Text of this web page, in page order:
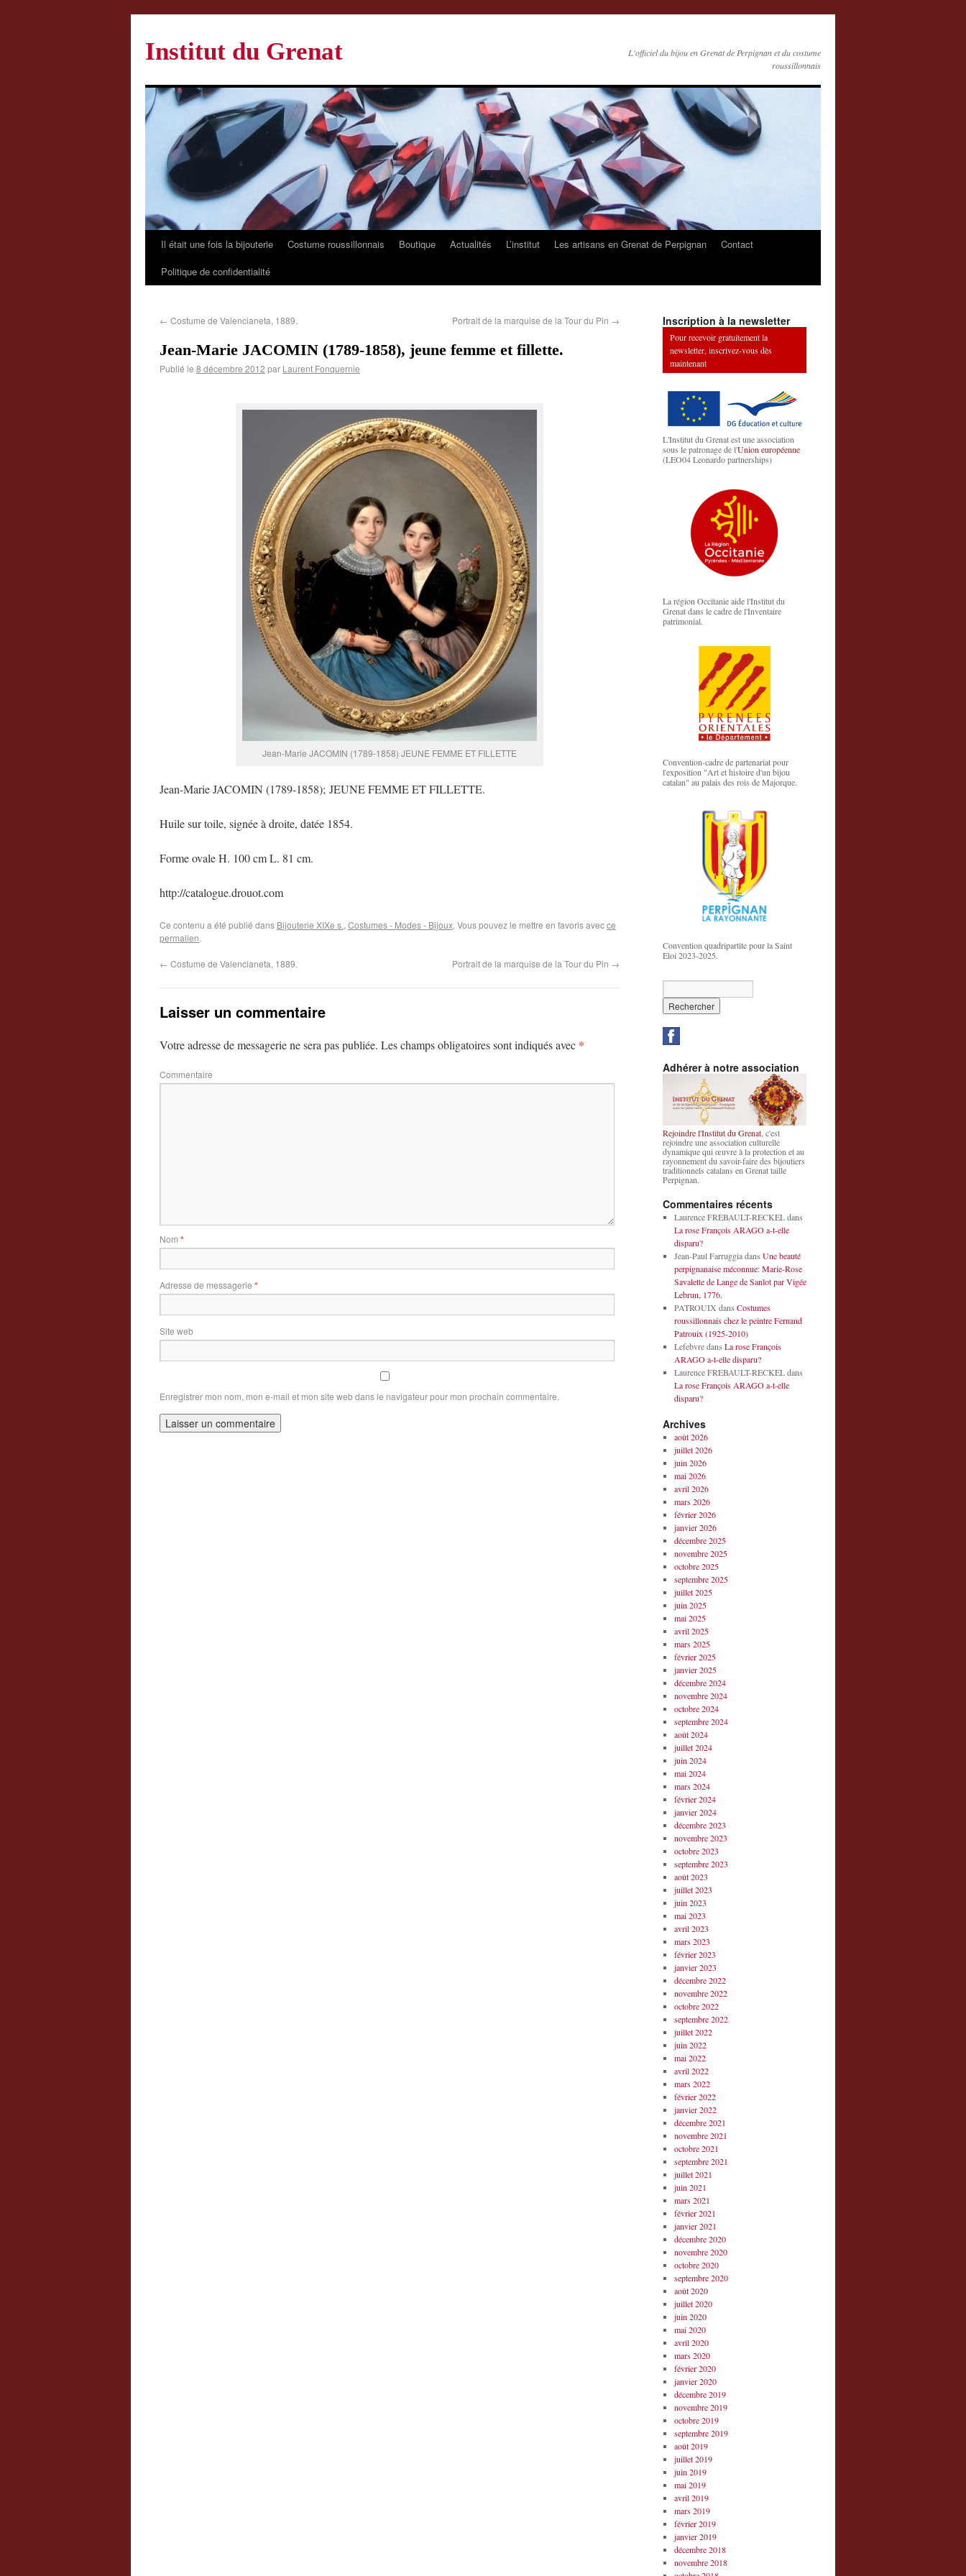
Institut du Grenat
L'officiel du bijou en Grenat de Perpignan et du costume
roussillonnais
Il était une fois la bijouterie Costume roussillonnais Boutique Actualités L’institut Les artisans en Grenat de Perpignan
Contact
Politique de confidentialité
← Costume de Valencianeta, 1889. Portrait de la marquise de la Tour du Pin →
Jean-Marie JACOMIN (1789-1858), jeune femme et fillette.
Publié le 8 décembre 2012 par Laurent Fonquernie
Jean-Marie JACOMIN (1789-1858) JEUNE FEMME ET FILLETTE
Jean-Marie JACOMIN (1789-1858); JEUNE FEMME ET FILLETTE.
Huile sur toile, signée à droite, datée 1854.
Forme ovale H. 100 cm L. 81 cm.
http://catalogue.drouot.com
Ce contenu a été publié dans Bijouterie XIXe s., Costumes - Modes - Bijoux. Vous pouvez le mettre en favoris avecce
permalien.
← Costume de Valencianeta, 1889. Portrait de la marquise de la Tour du Pin →
Laisser un commentaire
Votre adresse de messagerie ne sera pas publiée. Les champs obligatoires sont indiqués avec *
Commentaire
Nom *
Adresse de messagerie *
Site web
Enregistrer mon nom, mon e-mail et mon site web dans le navigateur pour mon prochain commentaire.
Inscription à la newsletter
Pour recevoir gratuitement la
newsletter, inscrivez-vous dès
maintenant
L'Institut du Grenat est une association
sous le patronage de l'Union européenne
(LEO04 Leonardo partnerships)
La région Occitanie aide l'Institut du
Grenat dans le cadre de l'Inventaire
patrimonial.
Convention-cadre de partenariat pour
l'exposition "Art et histoire d'un bijou
catalan" au palais des rois de Majorque.
Convention quadripartite pour la Saint
Eloi 2023-2025.
Adhérer à notre association
Rejoindre l'Institut du Grenat , c'est
rejoindre une association culturelle
dynamique qui œuvre à la protection et au
rayonnement du savoir-faire des bijoutiers
traditionnels catalans en Grenat taille
Perpignan.
Commentaires récents
Laurence FREBAULT-RECKELdans
La rose François ARAGO a-t-elle
disparu?
Jean-Paul Farruggiadans Une beauté
perpignanaise méconnue: Marie-Rose
Savalette de Lange de Sanlot par Vigée
Lebrun, 1776.
PATROUIX dans Costumes
roussillonnais chez le peintre Fernand
Patrouix (1925-2010)
Lefebvredans La rose François
ARAGO a-t-elle disparu?
Laurence FREBAULT-RECKELdans
La rose François ARAGO a-t-elle
disparu?
Archives
août 2026
juillet 2026
juin 2026
mai 2026
avril 2026
mars 2026
février 2026
janvier 2026
décembre 2025
novembre 2025
octobre 2025
septembre 2025
juillet 2025
juin 2025
mai 2025
avril 2025
mars 2025
février 2025
janvier 2025
décembre 2024
novembre 2024
octobre 2024
septembre 2024
août 2024
juillet 2024
juin 2024
mai 2024
mars 2024
février 2024
janvier 2024
décembre 2023
novembre 2023
octobre 2023
septembre 2023
août 2023
juillet 2023
juin 2023
mai 2023
avril 2023
mars 2023
février 2023
janvier 2023
décembre 2022
novembre 2022
octobre 2022
septembre 2022
juillet 2022
juin 2022
mai 2022
avril 2022
mars 2022
février 2022
janvier 2022
décembre 2021
novembre 2021
octobre 2021
septembre 2021
juillet 2021
juin 2021
mars 2021
février 2021
janvier 2021
décembre 2020
novembre 2020
octobre 2020
septembre 2020
août 2020
juillet 2020
juin 2020
mai 2020
avril 2020
mars 2020
février 2020
janvier 2020
décembre 2019
novembre 2019
octobre 2019
septembre 2019
août 2019
juillet 2019
juin 2019
mai 2019
avril 2019
mars 2019
février 2019
janvier 2019
décembre 2018
novembre 2018